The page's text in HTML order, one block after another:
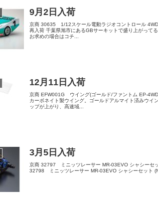
9月2日入荷
京商 30635 1/12スケール電動ラジオコントロール
再入荷 千葉県旭市にあるGBサーキットで盛り上がって
お求めの場合はコチ...
12月11日入荷
京商 EFW001G ウイング(ゴールド/ファントム EP-
カーボネイト製ウイング。ゴールドアルマイト済みウイ
ップが上がり、高速域...
3月5日入荷
京商 32797 ミニッツレーサー MR-03EVO シャシーセ
32798 ミニッツレーサー MR-03EVO シャシーセット